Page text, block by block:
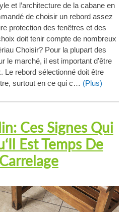
et l’architecture de la cabane en
de choisir un rebord assez
protection des fenêtres et des
doit tenir compte de nombreux
Choisir? Pour la plupart des
le marché, il est important d’être
Le rebord sélectionné doit être
surtout en ce qui c… (Plus)
Ces Signes Qui
Est Temps De